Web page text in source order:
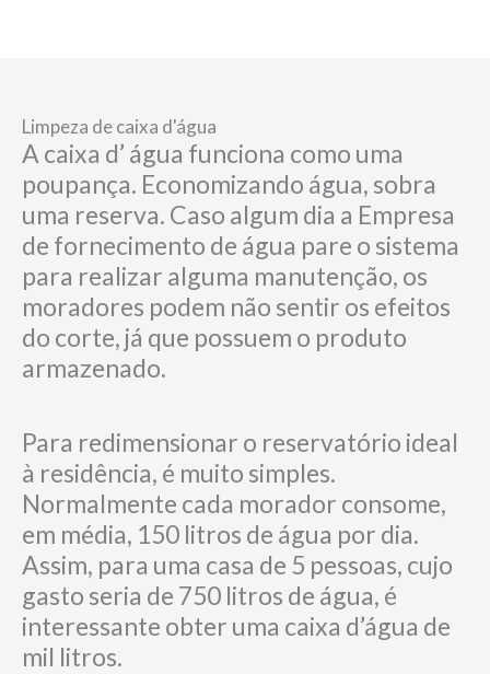
Limpeza de caixa d'água
A caixa d’ água funciona como uma
poupança. Economizando água, sobra
uma reserva. Caso algum dia a Empresa
de fornecimento de água pare o sistema
para realizar alguma manutenção, os
moradores podem não sentir os efeitos
do corte, já que possuem o produto
armazenado.
Para redimensionar o reservatório ideal
à residência, é muito simples.
Normalmente cada morador consome,
em média, 150 litros de água por dia.
Assim, para uma casa de 5 pessoas, cujo
gasto seria de 750 litros de água, é
interessante obter uma caixa d’água de
mil litros.